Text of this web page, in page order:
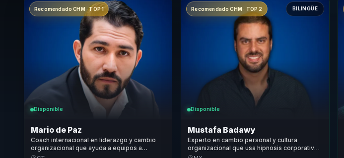
Recomendado CHM · TOP 1
Disponible
Mario de Paz
Coach internacional en liderazgo y cambio
organizacional que ayuda a equipos a
convertir estrategia y finanzas en ejecucion,
Recomendado CHM · TOP 2 BILINGÜE
Disponible
Mustafa Badawy
Experto en cambio personal y cultura
organizacional que usa hipnosis corporativa
para dar foco y resultados a lideres y